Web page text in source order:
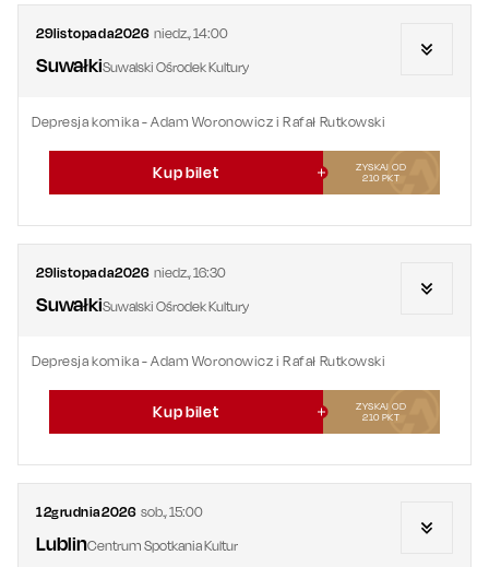
29listopada2026 niedz.,14:00
SuwałkiSuwalski Ośrodek Kultury
Depresja komika - Adam Woronowicz i Rafał Rutkowski
Kup bilet
ZYSKAJ OD
210 PKT
29listopada2026 niedz.,16:30
SuwałkiSuwalski Ośrodek Kultury
Depresja komika - Adam Woronowicz i Rafał Rutkowski
Kup bilet
ZYSKAJ OD
210 PKT
12grudnia2026 sob.,15:00
LublinCentrum Spotkania Kultur